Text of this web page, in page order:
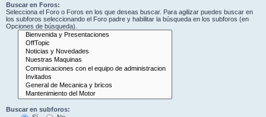
Buscar en Foros:
Selecciona el Foro o Foros en los que deseas buscar. Para agilizar puedes buscar en
los subforos seleccionando el Foro padre y habilitar la búsqueda en los subforos (en
Opciones de búsqueda).
Buscar en subforos: